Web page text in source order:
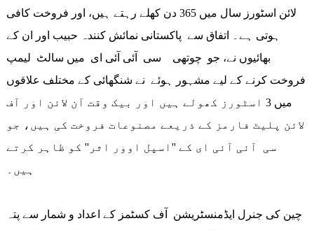
لائن اسٹورز سال میں 365 دن کھلے رہتے ہیں، اور فروخت کافی
ہوتی ہے۔ اتفاق سے پاکستانی نمائش کنندہ حبیب اور ان کے
بھائیوں نے، جو چوتھی سی آئی آئی ای میں سالٹ لیمپ
فروخت کرنے کے لیے مشہور ہوئے نے شنگھائی کے مختلف علاقوں
میں 3 اسٹورز کھولے ہیں اور بیک وقت آن لائن اور آف
لائن پلیٹ فارمز کے ذریعے مصنوعات فروخت کی ہیں، جو
سی آئی آئی ای کے ''اسپل اوور اثر'' کو ظاہر کرتے
ہیں۔
چین کی جنرل ایڈمنسٹریشن آف کسٹمز کے اعداد و شمار سے پتہ